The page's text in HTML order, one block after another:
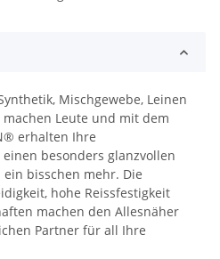
Mischgewebe, Leinen
Leute und mit dem
erhalten Ihre
besonders glanzvollen
bisschen mehr. Die
hohe Reissfestigkeit
machen den Allesnäher
Partner für all Ihre